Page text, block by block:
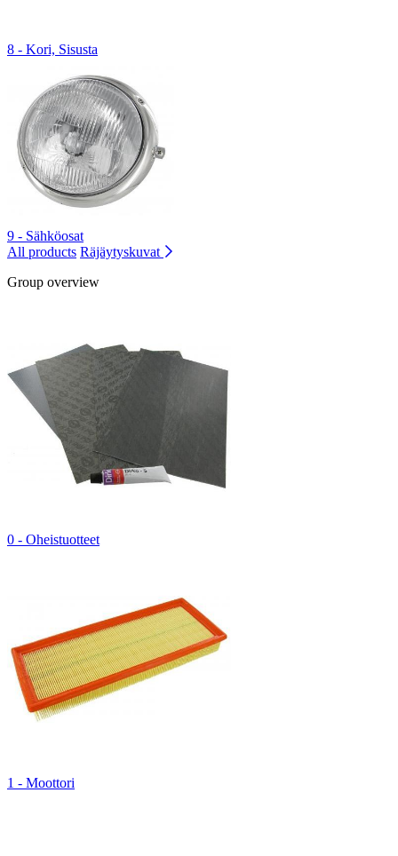
8 - Kori, Sisusta
9 - Sähköosat
All products Räjäytyskuvat
Group overview
0 - Oheistuotteet
1 - Moottori